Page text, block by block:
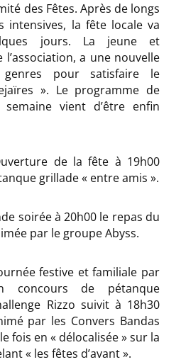
des Fêtes. Après de longs
intensives, la fête locale va
jours. La jeune et
a une nouvelle
pour satisfaire le
». Le programme de
vient d’être enfin
de la fête à 19h00
grillade « entre amis ».
soirée à 20h00 le repas du
par le groupe Abyss.
festive et familiale par
concours de pétanque
Rizzo suivit à 18h30
par les Convers Bandas
fois en « délocalisée » sur la
« les fêtes d’avant ».